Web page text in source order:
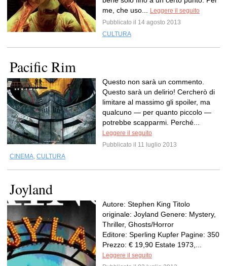
me, che uso...
Leggere il seguito
Pubblicato il 14 agosto 2013
CULTURA
Pacific Rim
Questo non sarà un commento.
Questo sarà un delirio! Cercherò di
limitare al massimo gli spoiler, ma
qualcuno — per quanto piccolo —
potrebbe scapparmi. Perché...
Leggere il seguito
Pubblicato il 11 luglio 2013
CINEMA, CULTURA
Joyland
Autore: Stephen King Titolo
originale: Joyland Genere: Mystery,
Thriller, Ghosts/Horror
Editore: Sperling Kupfer Pagine: 350
Prezzo: € 19,90 Estate 1973,...
Leggere il seguito